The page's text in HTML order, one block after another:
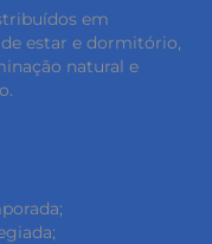
em
estar e dormitório,
natural e